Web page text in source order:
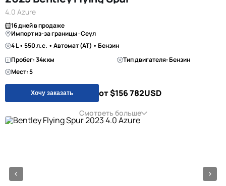
4.0 Azure
16 дней в продаже
Импорт из-за границы · Сеул
4 L • 550 л.с. • Автомат (AT) • Бензин
Пробег: 34к км
Тип двигателя: Бензин
Мест: 5
Хочу заказать от $156 782USD
Смотреть больше